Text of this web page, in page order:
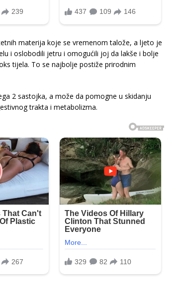
materija koje se vremenom talože, a ljeto je
i oslobodili jetru i omogućili joj da lakše i bolje
tijela. To se najbolje postiže prirodnim
2 sastojka, a može da pomogne u skidanju
trakta i metabolizma.